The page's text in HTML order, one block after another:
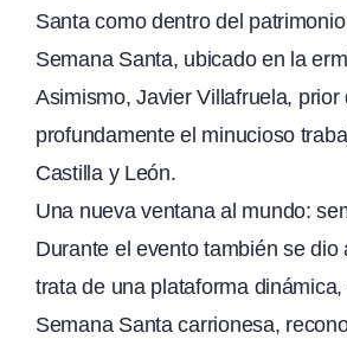
Santa como dentro del
Semana Santa, ubicado en la
Asimismo, Javier Villafruela,
profundamente el minucioso
Castilla y León.
Una nueva ventana al mundo:
Durante el evento también se
trata de una plataforma
Semana Santa carrionesa,